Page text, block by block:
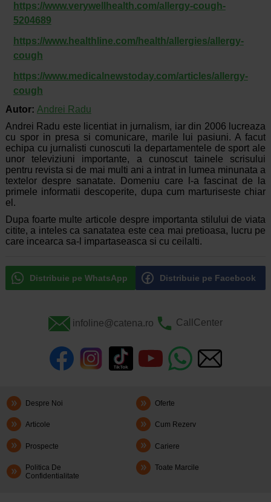
https://www.verywellhealth.com/allergy-cough-
5204689
https://www.healthline.com/health/allergies/allergy-
cough
https://www.medicalnewstoday.com/articles/allergy-
cough
Autor: Andrei Radu
Andrei Radu este licentiat in jurnalism, iar din 2006 lucreaza
cu spor in presa si comunicare, marile lui pasiuni. A facut
echipa cu jurnalisti cunoscuti la departamentele de sport ale
unor televiziuni importante, a cunoscut tainele scrisului
pentru revista si de mai multi ani a intrat in lumea minunata a
textelor despre sanatate. Domeniu care l-a fascinat de la
primele informatii descoperite, dupa cum marturiseste chiar
el.
Dupa foarte multe articole despre importanta stilului de viata
citite, a inteles ca sanatatea este cea mai pretioasa, lucru pe
care incearca sa-l impartaseasca si cu ceilalti.
Distribuie pe WhatsApp Distribuie pe Facebook
infoline@catena.ro CallCenter
Despre Noi Oferte
Articole Cum Rezerv
Prospecte Cariere
Politica De
Confidentialitate
Toate Marcile